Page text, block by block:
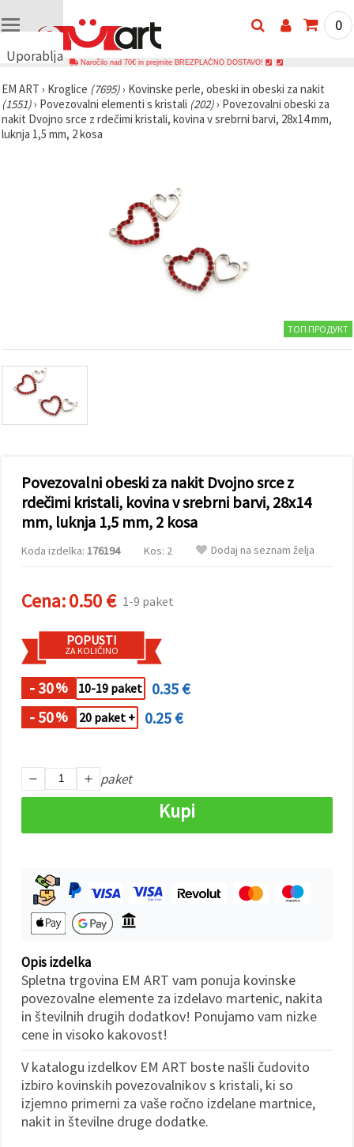
Uporabljamo
🍪
Uporabljamo
piškotke in
podobne
ustreznejše
oglase, tudi
s pomočjo
naših
partnerjev
za analitiko
vse!« se
strinjate z
uporabo
vseh
Ali pa v
Nastavitvah
svoje
preference z
določene
vrste
piškotkov
na gumb
»Shrani«.
Nastavitve
0
Naročilo nad 70€ in prejmite BREZPLAČNO DOSTAVO!
EM ART › Kroglice (7695)› Kovinske perle, obeski in obeski za nakit
(1551)› Povezovalni elementi s kristali (202)› Povezovalni obeski za
nakit Dvojno srce z rdečimi kristali, kovina v srebrni barvi, 28x14 mm,
luknja 1,5 mm, 2 kosa
ТОП ПРОДУКТ
Povezovalni obeski za nakit Dvojno srce z
rdečimi kristali, kovina v srebrni barvi, 28x14
mm, luknja 1,5 mm, 2 kosa
Koda izdelka: 176194 Kos: 2 Dodaj na seznam želja
Cena:0.50 € 1-9 paket
POPUSTI
ZA KOLIČINO
- 30% 10-19 paket
0.35 €
- 50% 20 paket + 0.25 €
paket
Kupi
Opis izdelka
Spletna trgovina EM ART vam ponuja kovinske
povezovalne elemente za izdelavo martenic, nakita
in številnih drugih dodatkov! Ponujamo vam nizke
cene in visoko kakovost!
V katalogu izdelkov EM ART boste našli čudovito
izbiro kovinskih povezovalnikov s kristali, ki so
izjemno primerni za vaše ročno izdelane martnice,
nakit in številne druge dodatke.